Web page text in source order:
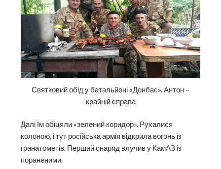
Святковий обід у батальйоні «Донбас». Антон –
крайній справа
Далі їм обіцяли «зелений коридор». Рухалися
колоною, і тут російська армія відкрила вогонь із
гранатометів. Перший снаряд влучив у КамАЗ із
пораненими.